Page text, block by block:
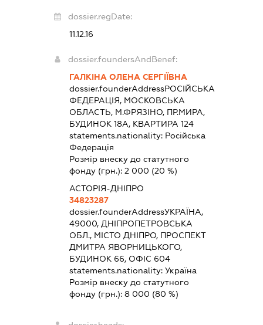
dossier.regDate:
11.12.16
dossier.foundersAndBenef:
ГАЛКІНА ОЛЕНА СЕРГІЇВНА
dossier.founderAddressРОСІЙСЬКА
ФЕДЕРАЦІЯ, МОСКОВСЬКА
ОБЛАСТЬ, М.ФРЯЗІНО, ПР.МИРА,
БУДИНОК 18А, КВАРТИРА 124
statements.nationality: Російська
Федерація
Розмір внеску до статутного
фонду (грн.):2 000 (20 %)
АСТОРІЯ-ДНІПРО
34823287
dossier.founderAddressУКРАЇНА,
49000, ДНІПРОПЕТРОВСЬКА
ОБЛ., МІСТО ДНІПРО, ПРОСПЕКТ
ДМИТРА ЯВОРНИЦЬКОГО,
БУДИНОК 66, ОФІС 604
statements.nationality:Україна
Розмір внеску до статутного
фонду (грн.):8 000 (80 %)